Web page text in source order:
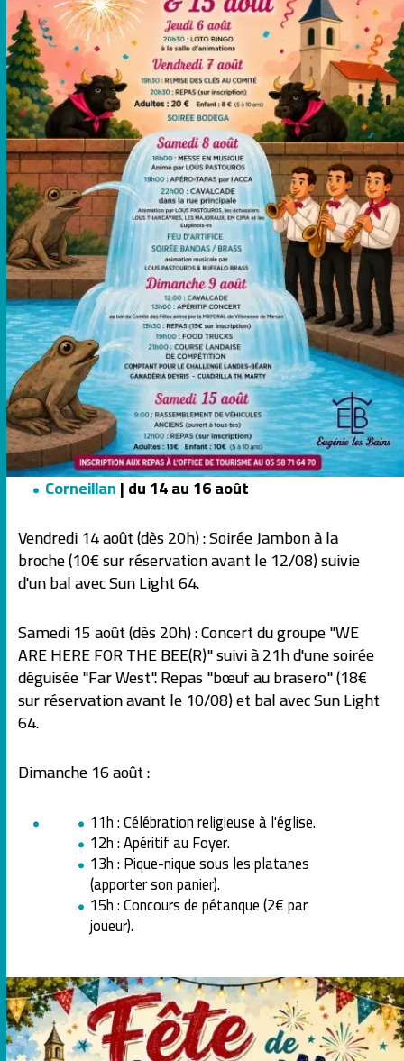
Corneillan| du 14 au 16 août
Vendredi 14 août (dès 20h) : Soirée Jambon à la
broche (10€ sur réservation avant le 12/08) suivie
d'un bal avec Sun Light 64.
Samedi 15 août (dès 20h) : Concert du groupe "WE
ARE HERE FOR THE BEE(R)" suivi à 21h d'une soirée
déguisée "Far West". Repas "bœuf au brasero" (18€
sur réservation avant le 10/08) et bal avec Sun Light
64.
Dimanche 16 août :
11h : Célébration religieuse à l'église.
12h : Apéritif au Foyer.
13h : Pique-nique sous les platanes
(apporter son panier).
15h : Concours de pétanque (2€ par
joueur).